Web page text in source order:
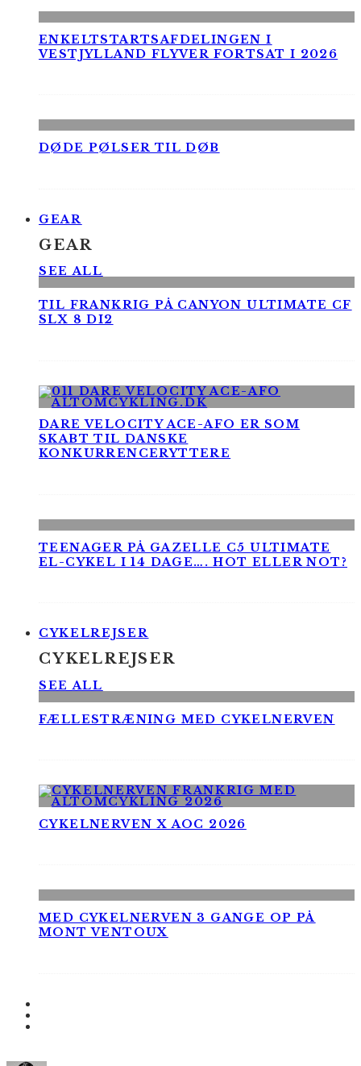
ENKELTSTARTSAFDELINGEN I
VESTJYLLAND FLYVER FORTSAT I 2026
DØDE PØLSER TIL DØB
GEAR
GEAR
SEE ALL
TIL FRANKRIG PÅ CANYON ULTIMATE CF
SLX 8 DI2
DARE VELOCITY ACE-AFO ER SOM
SKABT TIL DANSKE
KONKURRENCERYTTERE
TEENAGER PÅ GAZELLE C5 ULTIMATE
EL-CYKEL I 14 DAGE…. HOT ELLER NOT?
CYKELREJSER
CYKELREJSER
SEE ALL
FÆLLESTRÆNING MED CYKELNERVEN
CYKELNERVEN X AOC 2026
MED CYKELNERVEN 3 GANGE OP PÅ
MONT VENTOUX